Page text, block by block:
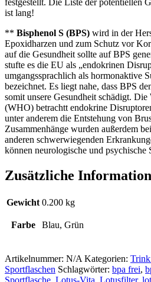
festgestellt. Die Liste der potentiellen
ist lang!
** Bisphenol S (BPS) wird in der
Epoxidharzen und zum Schutz vor
auf die Gesundheit sollte auf BPS
stufte es die EU als „endokrinen
umgangssprachlich als hormonaktive
bezeichnet. Es liegt nahe, dass BPS
somit unsere Gesundheit schädigt. Die
(WHO) betrachtt endokrine
unter anderem die Entstehung von
Zusammenhänge wurden außerdem
anderen schwerwiegenden
können neurologische und psychische
Zusätzliche Information
Gewicht 0.200 kg
Farbe Blau, Grün
Artikelnummer: N/A Kategorien:
Sportflaschen Schlagwörter: bpa frei,
Sportflasche Lotus-Vita Lotusfilter,